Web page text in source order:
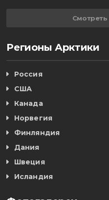
Смотреть
Регионы Арктики
Россия
США
Канада
Норвегия
Финляндия
Дания
Швеция
Исландия